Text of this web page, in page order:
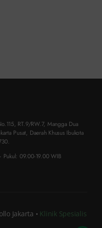
RT.9/RW.7, Mangga Dua
Pusat, Daerah Khusus Ibukota
09.00-19.00 WIB
Jakarta • Klinik Spesialis